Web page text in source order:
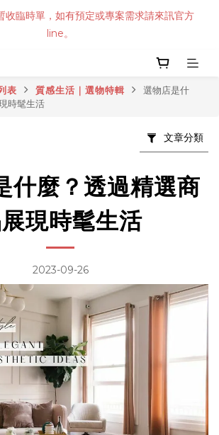
收臨時單，如有預定或專案需求請來訊官方
line。
表 質感生活｜選物特輯
選物店是什
時髦生活
文章分類
什麼？透過精選商
現時髦生活
2023-09-26